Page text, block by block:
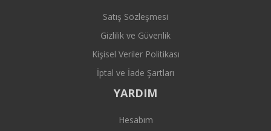
Satış Sözleşmesi
Gizlilik ve Güvenlik
Kişisel Veriler Politikası
İptal ve İade Şartları
YARDIM
Hesabım